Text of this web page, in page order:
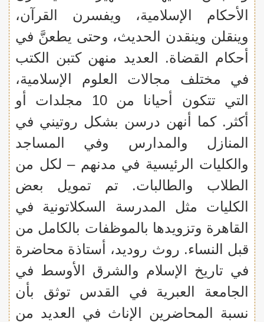
الأحكام الإسلامية، ويفسرن القرآن،
وينقلن وينقدن الحديث، وحتى يطعنَّ في
أحكام القضاة. العديد منهن كتبن الكتب
في مختلف مجالات العلوم الإسلامية،
التي تتكون أحيانا من 10 مجلدات أو
أكثر. كما أنهن درسن بشكل روتيني في
المنازل والمدارس وفي المساجد
والكليات الرئيسية في مدنهم – لكل من
الطلاب والطالبات. تم تمويل بعض
الكليات مثل المدرسة السكلاتونية في
القاهرة وتزويدها بالموظفات بالكامل من
قبل النساء. روث روديد، أستاذة محاضرة
في تاريخ الإسلام والشرق الأوسط في
الجامعة العبرية في القدس توثق بأن
نسبة المحاضرين الإناث في العديد من